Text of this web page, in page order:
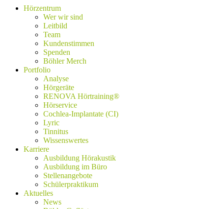
Hörzentrum
Wer wir sind
Leitbild
Team
Kundenstimmen
Spenden
Böhler Merch
Portfolio
Analyse
Hörgeräte
RENOVA Hörtraining®
Hörservice
Cochlea-Implantate (CI)
Lyric
Tinnitus
Wissenswertes
Karriere
Ausbildung Hörakustik
Ausbildung im Büro
Stellenangebote
Schülerpraktikum
Aktuelles
News